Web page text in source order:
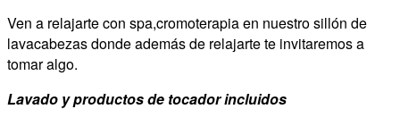
Ven a relajarte con spa,cromoterapia en nuestro sillón de
lavacabezas donde además de relajarte te invitaremos a
tomar algo.
Lavado y productos de tocador incluidos